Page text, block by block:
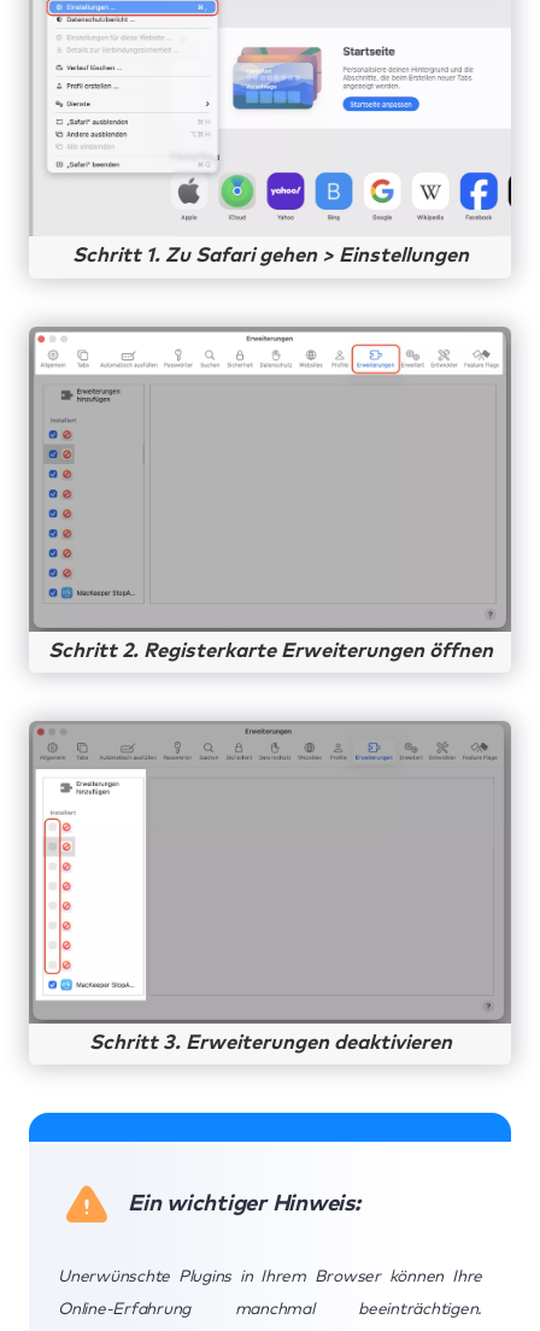
Schritt 1. Zu Safari gehen > Einstellungen
Schritt 2. Registerkarte Erweiterungen öffnen
Schritt 3. Erweiterungen deaktivieren
Ein wichtiger Hinweis:
Unerwünschte Plugins in Ihrem Browser können Ihre
Online-Erfahrung manchmal beeinträchtigen.